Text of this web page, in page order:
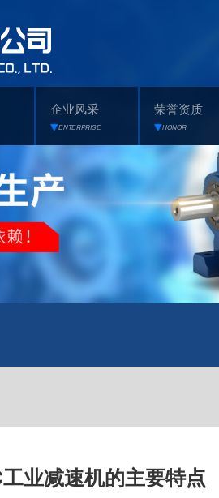
企业风采
ENTERPRISE
荣誉资质
HONOR
业减速机的主要特点